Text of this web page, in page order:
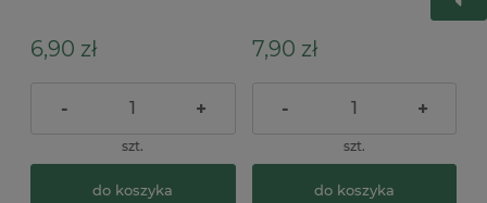
6,90 zł
- +
szt.
do koszyka
7,90 zł
- +
szt.
do koszyka